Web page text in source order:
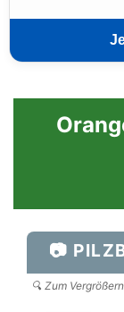
📷
🔍 Zum